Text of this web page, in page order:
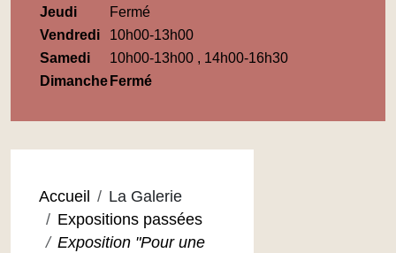
Jeudi
Fermé
Vendredi
10h00-13h00
Samedi
10h00-13h00 , 14h00-16h30
Dimanche Fermé
Accueil
La Galerie
Expositions passées
Exposition "Pour une